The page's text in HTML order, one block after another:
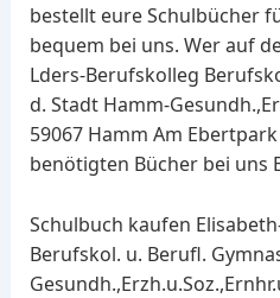
bestellt eure Schulbücher
bequem bei uns. Wer auf
Lders-Berufskolleg
d. Stadt Hamm-
59067 Hamm Am
benötigten Bücher bei uns
Schulbuch kaufen
Berufskol. u. Berufl.